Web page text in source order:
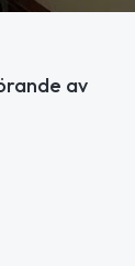
av